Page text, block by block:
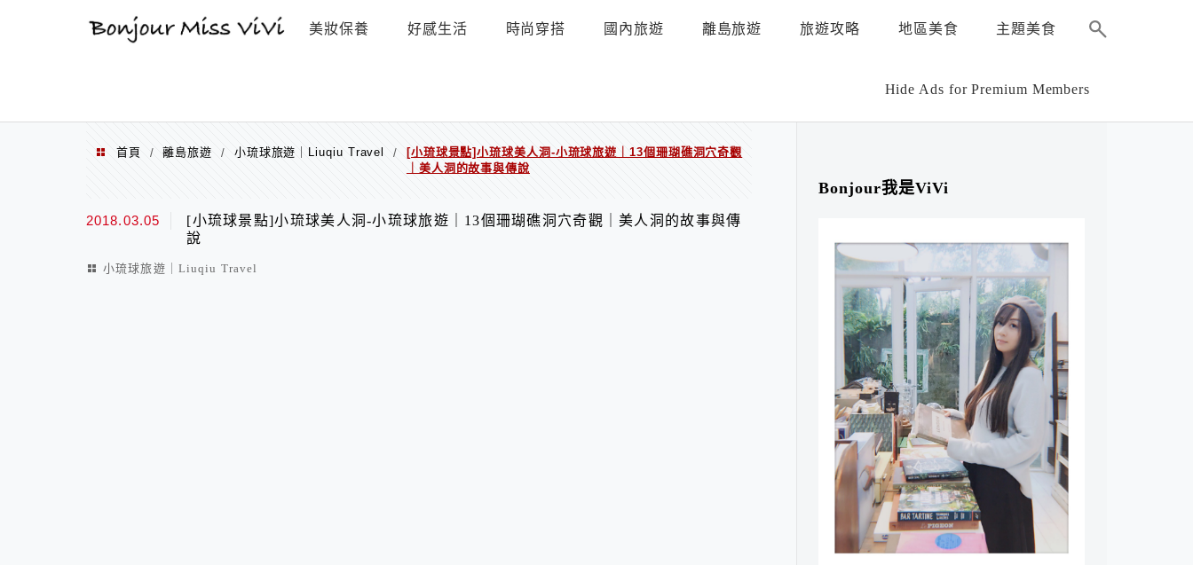
美妝保養 好感生活 時尚穿搭 國內旅遊 離島旅遊 旅遊攻略 地區美食 主題美食
Hide Ads for Premium Members
首頁 / 離島旅遊 / 小琉球旅遊｜Liuqiu Travel /
[小琉球景點]小琉球美人洞-小琉球旅遊｜13個珊瑚礁洞穴奇觀
｜美人洞的故事與傳說
2018.03.05
[小琉球景點]小琉球美人洞-小琉球旅遊｜13個珊瑚礁洞穴奇觀｜美人洞的故事與傳
說
小琉球旅遊｜Liuqiu Travel
Bonjour我是ViVi